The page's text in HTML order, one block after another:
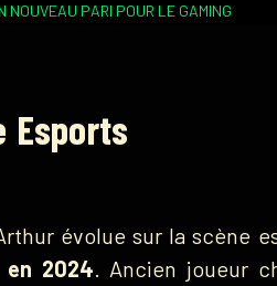
NOUVEAU PARI POUR LE GAMING
Esports
évolue sur la scène
en 2024 . Ancien joueur